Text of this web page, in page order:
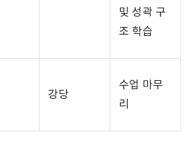
및 성곽 구
조 학습
강당
수업 마무
리